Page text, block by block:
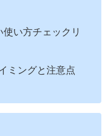
い方チェックリ
ミングと注意点